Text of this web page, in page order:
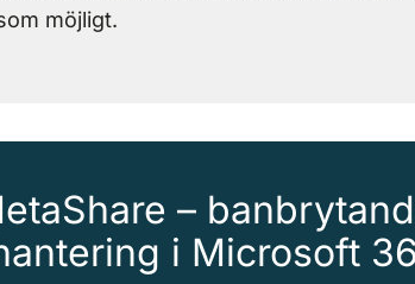
möjligt.
–
i Microsoft